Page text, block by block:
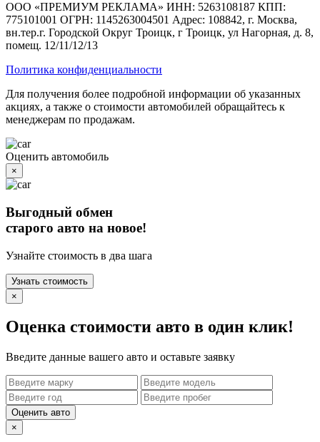
ООО «ПРЕМИУМ РЕКЛАМА» ИНН: 5263108187 КПП:
775101001 ОГРН: 1145263004501 Адрес: 108842, г. Москва,
вн.тер.г. Городской Округ Троицк, г Троицк, ул Нагорная, д. 8,
помещ. 12/11/12/13
Политика конфиденциальности
Для получения более подробной информации об указанных
акциях, а также о стоимости автомобилей обращайтесь к
менеджерам по продажам.
Оценить автомобиль
×
Выгодный обмен
старого авто на новое!
Узнайте стоимость в два шага
Узнать стоимость
×
Оценка стоимости авто в один клик!
Введите данные вашего авто и оставьте заявку
Оценить авто
×